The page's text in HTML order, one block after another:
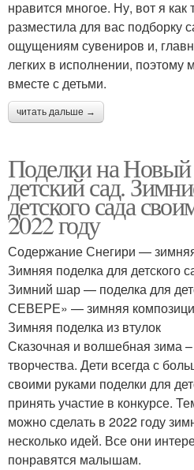
нравится многое. Ну, вот я как
разместила для вас подборку
ощущениям сувениров и,
легких в исполнении, поэтому
вместе с детьми.
читать дальше →
Поделки на Новый
детский сад.
детского сада
2022 году
Содержание Снегири —
Зимняя поделка для детского
Зимний шар — поделка для
СЕВЕРЕ» — зимняя
Зимняя поделка из втулок
Сказочная и волшебная зима
творчества. Дети всегда с
своими руками поделки для
принять участие в конкурсе.
можно сделать в 2022 году
несколько идей. Все они
понравятся малышам.